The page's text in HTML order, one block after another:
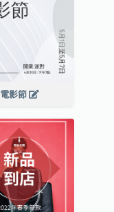
電影節